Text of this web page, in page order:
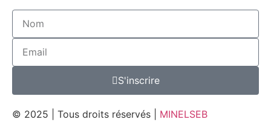
S'inscrire
© 2025 | Tous droits réservés | MINELSEB